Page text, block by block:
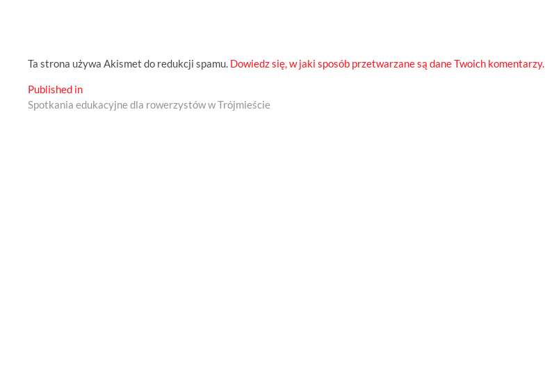
Ta strona używa Akismet do redukcji spamu. Dowiedz się, w jaki sposób przetwarzane są dane Twoich komentarzy.
Nawigacja
wpisu
Published in
Spotkania edukacyjne dla rowerzystów w Trójmieście